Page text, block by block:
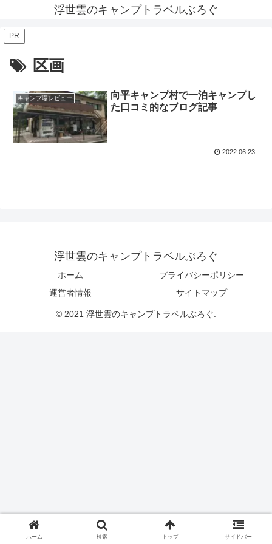
浮世雲のキャンプトラベルぶろぐ
PR
区画
キャンプ場レビュー
向平キャンプ村で一泊キャンプし
た口コミ的なブログ記事
2022.06.23
浮世雲のキャンプトラベルぶろぐ
ホーム
プライバシーポリシー
運営者情報
サイトマップ
© 2021 浮世雲のキャンプトラベルぶろぐ.
ホーム 検索 トップ サイドバー